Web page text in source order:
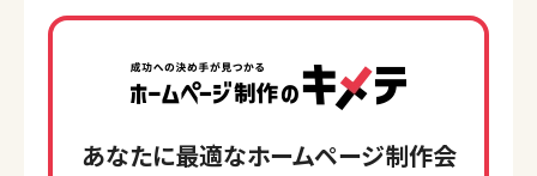
あなたに最適なホームページ制作会